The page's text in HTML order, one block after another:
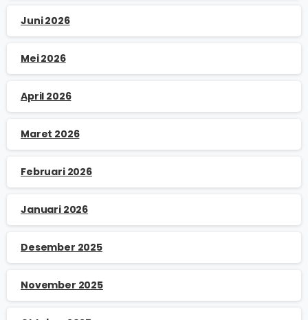
Juni 2026
Mei 2026
April 2026
Maret 2026
Februari 2026
Januari 2026
Desember 2025
November 2025